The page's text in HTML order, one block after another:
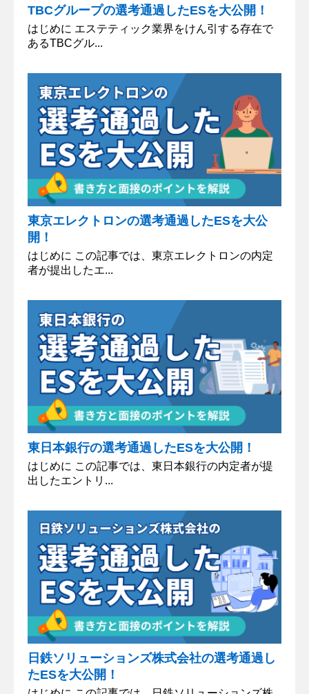
TBCグループの選考通過したESを大公開！
はじめに エステティック業界をけん引する存在で
あるTBCグル...
東京エレクトロンの選考通過したESを大公
開！
はじめに この記事では、東京エレクトロンの内定
者が提出したエ...
東日本銀行の選考通過したESを大公開！
はじめに この記事では、東日本銀行の内定者が提
出したエントリ...
日鉄ソリューションズ株式会社の選考通過し
たESを大公開！